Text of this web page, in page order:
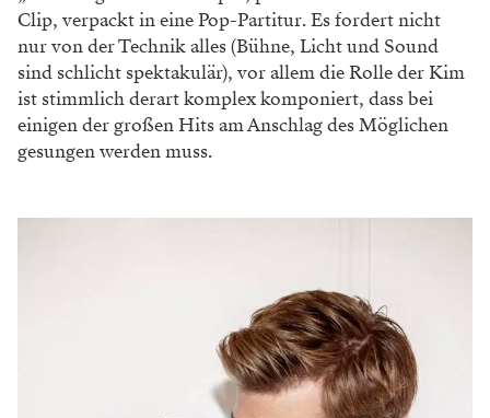
Clip, verpackt in eine Pop-Partitur. Es fordert nicht
nur von der Technik alles (Bühne, Licht und Sound
sind schlicht spektakulär), vor allem die Rolle der Kim
ist stimmlich derart komplex komponiert, dass bei
einigen der großen Hits am Anschlag des Möglichen
gesungen werden muss.